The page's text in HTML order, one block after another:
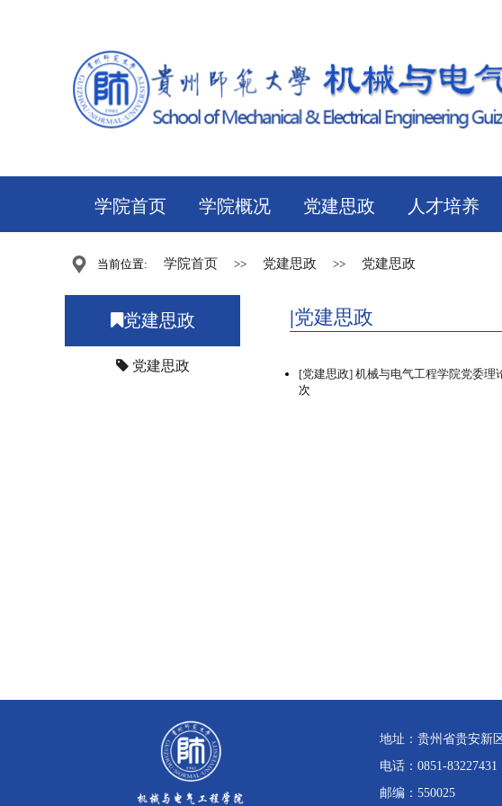
学院首页 学院概况 党建思政 人才培养
当前位置: 学院首页 >> 党建思政 >> 党建思政
党建思政
党建思政
党建思政
[党建思政] 机械与电气工程学院党委理
次
地址：贵州省贵安新
电话：0851-83227431
邮编：550025